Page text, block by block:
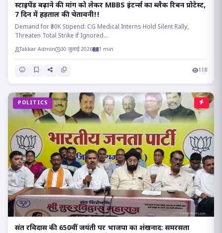
स्टाइपेंड बढ़ाने की मांग को लेकर MBBS इंटर्न्स का ब्लैक रिबन प्रोटेस्ट,
7 दिन में हड़ताल की चेतावनी!!
Demand for ₹30K Stipend: CG Medical Interns Hold Silent Rally,
Threaten Total Strike if Ignored...
Takkar Admin 30 जुलाई 2026 1 min
118
POLITICS
संत रविदास की 650वीं जयंती पर भाजपा का शंखनाद: समरसता